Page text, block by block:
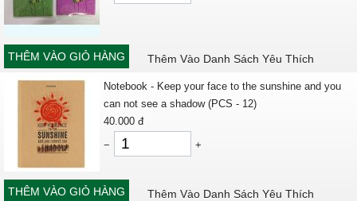
THÊM VÀO GIỎ HÀNG Thêm Vào Danh Sách Yêu Thích
Notebook - Keep your face to the sunshine and you
can not see a shadow (PCS - 12)
40.000 đ
−
+
THÊM VÀO GIỎ HÀNG Thêm Vào Danh Sách Yêu Thích